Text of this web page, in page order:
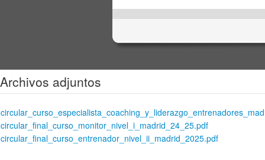
Archivos adjuntos
circular_final_curso_monitor_nivel_i_madrid_24_25.pdf
circular_final_curso_entrenador_nivel_ii_madrid_2025.pdf